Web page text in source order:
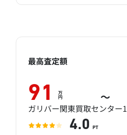
最高査定額
91 万
円 ～
ガリバー関東買取センター1
4.0 PT